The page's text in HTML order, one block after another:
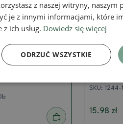
miska bonsai
Mini miski
Mini
SKU:
15.98 zł
z naszej witryny,
je z innymi informacjami, które
ich usług. Dowiedz się więcej
ODRZUĆ WSZYSTKIE